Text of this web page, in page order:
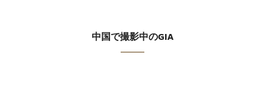
中国で撮影中のGIA